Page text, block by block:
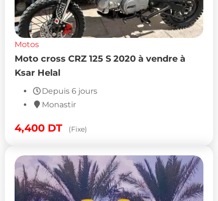
Motos
Moto cross CRZ 125 S 2020 à vendre à
Ksar Helal
Depuis 6 jours
Monastir
4,400 DT (Fixe)